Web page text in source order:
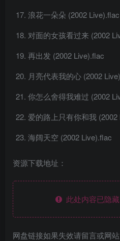
浪花一朵朵 (2002 Live).flac
对面的女孩看过来 (2002
再出发 (2002 Live).flac
月亮代表我的心 (2002
你怎么舍得我难过 (2002
爱的路上只有你和我 (2002
海阔天空 (2002 Live).flac
资源下载地址：
此处内容已隐
网盘链接如果失效请留言或网